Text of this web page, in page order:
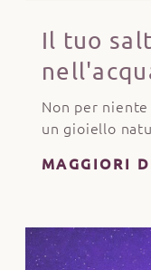
Il tuo
Non per
un gioiello
MAGGIORI